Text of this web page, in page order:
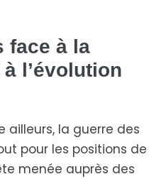
face à la
l’évolution
ailleurs, la guerre des
pour les positions de
menée auprès des